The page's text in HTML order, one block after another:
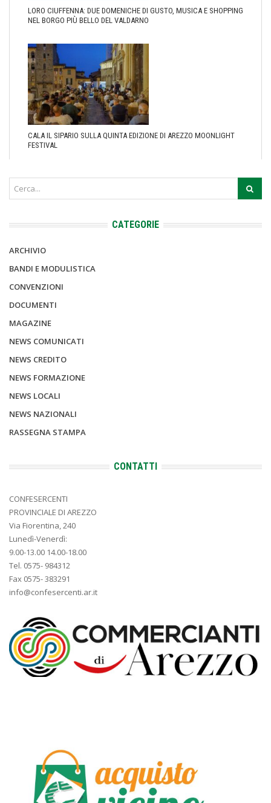
LORO CIUFFENNA: DUE DOMENICHE DI GUSTO, MUSICA E SHOPPING
NEL BORGO PIÙ BELLO DEL VALDARNO
CALA IL SIPARIO SULLA QUINTA EDIZIONE DI AREZZO MOONLIGHT
FESTIVAL
CATEGORIE
ARCHIVIO
BANDI E MODULISTICA
CONVENZIONI
DOCUMENTI
MAGAZINE
NEWS COMUNICATI
NEWS CREDITO
NEWS FORMAZIONE
NEWS LOCALI
NEWS NAZIONALI
RASSEGNA STAMPA
CONTATTI
CONFESERCENTI
PROVINCIALE DI AREZZO
Via Fiorentina, 240
Lunedì-Venerdì:
9.00-13.00 14.00-18.00
Tel. 0575- 984312
Fax 0575- 383291
info@confesercenti.ar.it